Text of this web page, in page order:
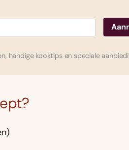
handige kooktips en speciale